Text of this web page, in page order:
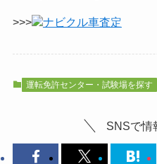
>>> ナビクル車査定
運転免許センター・試験場を探す
SNSで情